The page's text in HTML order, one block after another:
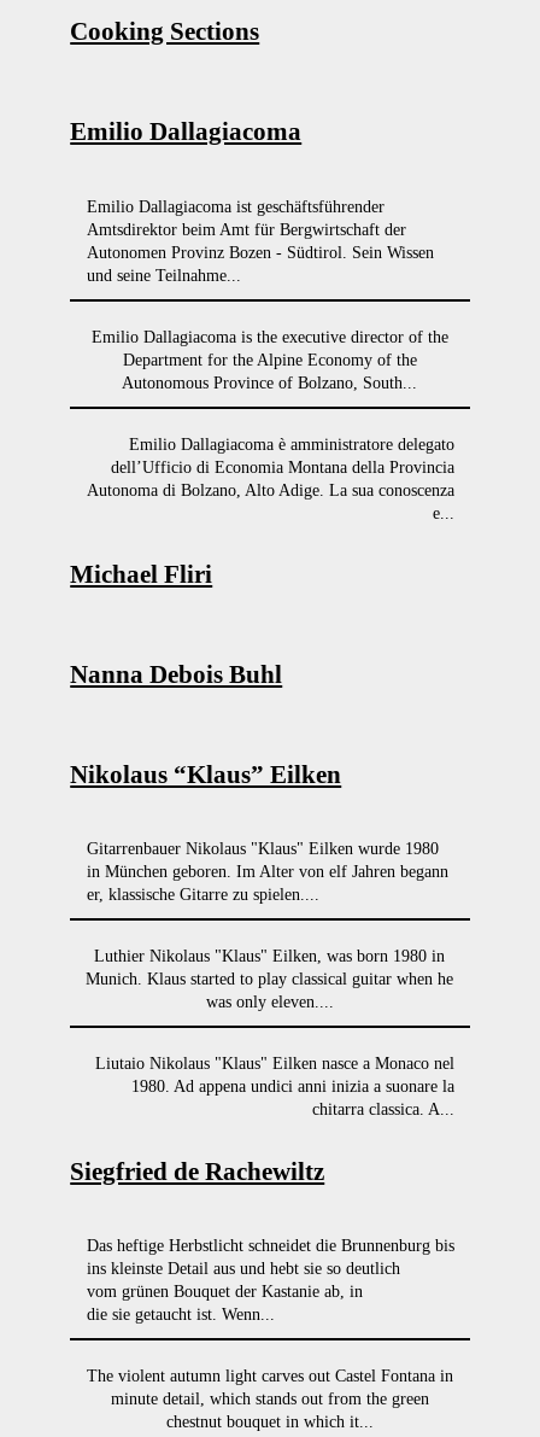
Cooking Sections
Emilio Dallagiacoma
Emilio Dallagiacoma ist geschäftsführender
Amtsdirektor beim Amt für Bergwirtschaft der
Autonomen Provinz Bozen - Südtirol. Sein Wissen
und seine Teilnahme...
Emilio Dallagiacoma is the executive director of the
Department for the Alpine Economy of the
Autonomous Province of Bolzano, South...
Emilio Dallagiacoma è amministratore delegato
dell’Ufficio di Economia Montana della Provincia
Autonoma di Bolzano, Alto Adige. La sua conoscenza
e...
Michael Fliri
Nanna Debois Buhl
Nikolaus “Klaus” Eilken
Gitarrenbauer Nikolaus "Klaus" Eilken wurde 1980
in München geboren. Im Alter von elf Jahren begann
er, klassische Gitarre zu spielen....
Luthier Nikolaus "Klaus" Eilken, was born 1980 in
Munich. Klaus started to play classical guitar when he
was only eleven....
Liutaio Nikolaus "Klaus" Eilken nasce a Monaco nel
1980. Ad appena undici anni inizia a suonare la
chitarra classica. A...
Siegfried de Rachewiltz
Das heftige Herbstlicht schneidet die Brunnenburg bis
ins kleinste Detail aus und hebt sie so deutlich
vom grünen Bouquet der Kastanie ab, in
die sie getaucht ist. Wenn...
The violent autumn light carves out Castel Fontana in
minute detail, which stands out from the green
chestnut bouquet in which it...